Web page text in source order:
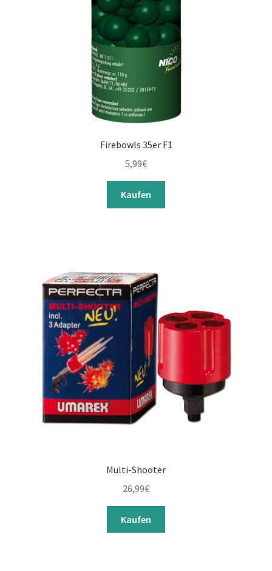
Firebowls 35er F1
5,99€
Kaufen
Multi-Shooter
26,99€
Kaufen